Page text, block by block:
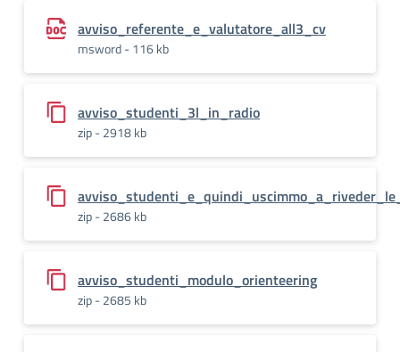
avviso_referente_e_valutatore_all3_cv
msword - 116 kb
avviso_studenti_3l_in_radio
zip - 2918 kb
zip - 2686 kb
avviso_studenti_modulo_orienteering
zip - 2685 kb